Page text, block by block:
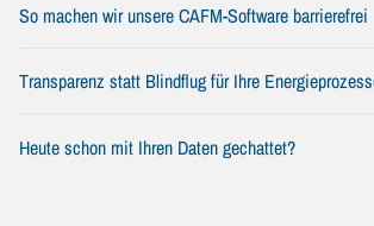
So machen wir unsere CAFM-Software barrierefrei
Transparenz statt Blindflug für Ihre
Heute schon mit Ihren Daten gechattet?